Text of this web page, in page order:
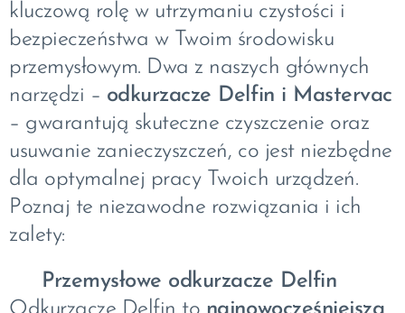
kluczową rolę w utrzymaniu czystości i
bezpieczeństwa w Twoim środowisku
przemysłowym. Dwa z naszych głównych
narzędzi – odkurzacze Delfin i Mastervac
– gwarantują skuteczne czyszczenie oraz
usuwanie zanieczyszczeń, co jest niezbędne
dla optymalnej pracy Twoich urządzeń.
Poznaj te niezawodne rozwiązania i ich
zalety:
Przemysłowe odkurzacze Delfin